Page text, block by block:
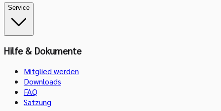
Service
Hilfe & Dokumente
Mitglied werden
Downloads
FAQ
Satzung